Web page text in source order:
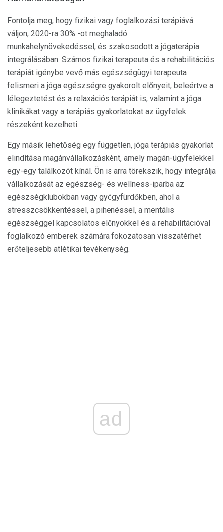
Fontolja meg, hogy fizikai vagy foglalkozási terápiává
váljon, 2020-ra 30% -ot meghaladó
munkahelynövekedéssel, és szakosodott a jógaterápia
integrálásában. Számos fizikai terapeuta és a rehabilitációs
terápiát igénybe vevő más egészségügyi terapeuta
felismeri a jóga egészségre gyakorolt ​​előnyeit, beleértve a
lélegeztetést és a relaxációs terápiát is, valamint a jóga
klinikákat vagy a terápiás gyakorlatokat az ügyfelek
részeként kezelheti.
Egy másik lehetőség egy független, jóga terápiás gyakorlat
elindítása magánvállalkozásként, amely magán-ügyfelekkel
egy-egy találkozót kínál. Ön is arra törekszik, hogy integrálja
vállalkozását az egészség- és wellness-iparba az
egészségklubokban vagy gyógyfürdőkben, ahol a
stresszcsökkentéssel, a pihenéssel, a mentális
egészséggel kapcsolatos előnyökkel és a rehabilitációval
foglalkozó emberek számára fokozatosan visszatérhet
erőteljesebb atlétikai tevékenység.
ad